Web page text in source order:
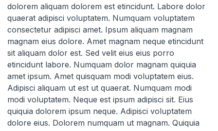
dolorem aliquam dolorem est etincidunt. Labore dolor
quaerat adipisci voluptatem. Numquam voluptatem
consectetur adipisci amet. Ipsum aliquam magnam
magnam eius dolore. Amet magnam neque etincidunt
sit aliquam dolor est. Sed velit eius eius porro
etincidunt labore. Numquam dolor magnam quiquia
amet ipsum. Amet quisquam modi voluptatem eius.
Adipisci aliquam ut est ut quaerat. Numquam modi
modi voluptatem. Neque est ipsum adipisci sit. Eius
quiquia dolorem ipsum neque. Adipisci voluptatem
dolore eius. Dolorem numquam ut magnam. Quiquia